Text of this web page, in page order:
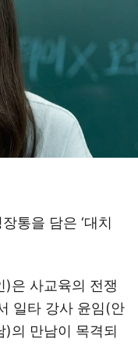
통을 담은 ‘대치
)은 사교육의 전쟁
일타 강사 윤임(안
의 만남이 목격되